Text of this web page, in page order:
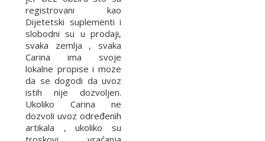
registrovani kao
Dijetetski suplementi i
slobodni su u prodaji,
svaka zemlja , svaka
Carina ima svoje
lokalne propise i moze
da se dogodi da uvoz
istih nije dozvoljen.
Ukoliko Carina ne
dozvoli uvoz određenih
artikala , ukoliko su